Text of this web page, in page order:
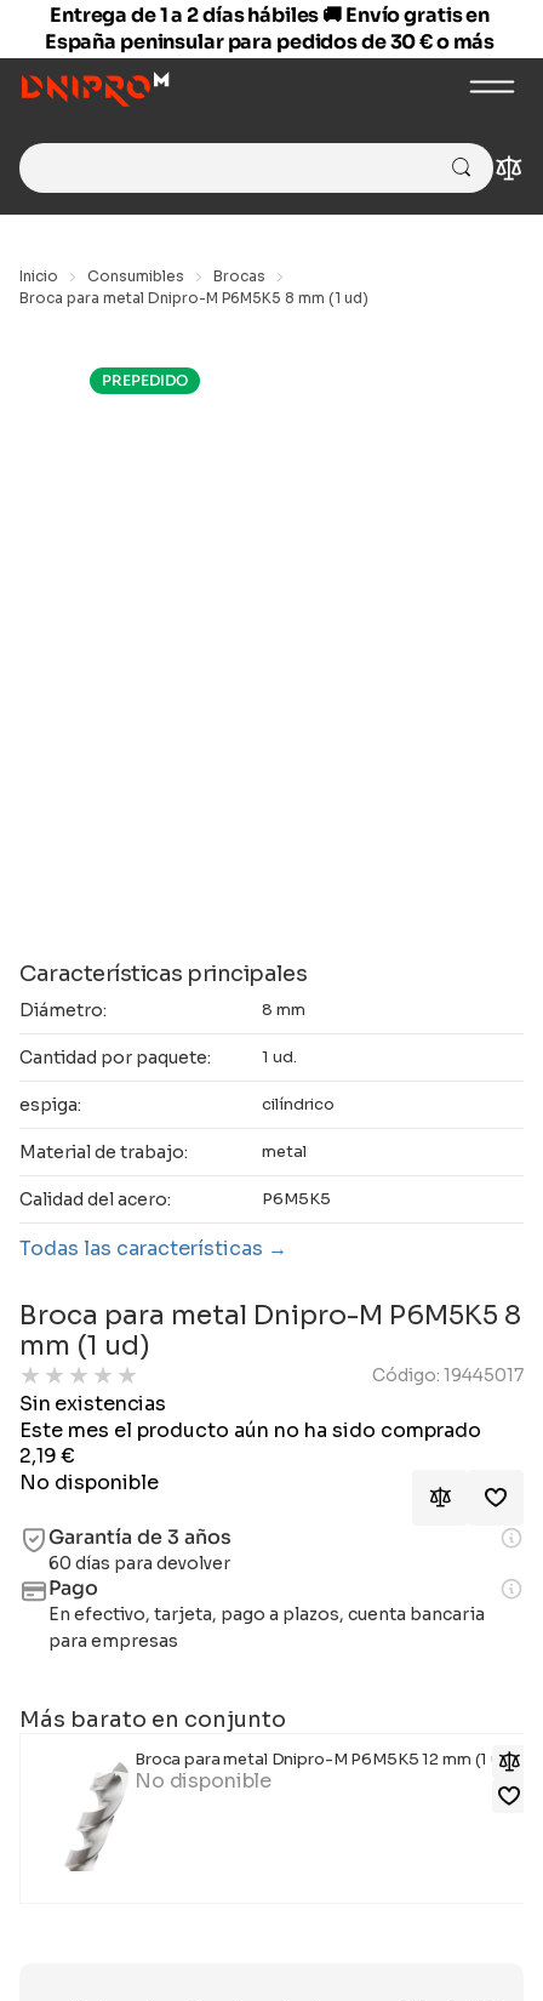
Entrega de 1 a 2 días hábiles 🚚 Envío gratis en
España peninsular para pedidos de 30 € o más
Search
for:
Inicio Consumibles
Brocas
Broca para metal Dnipro-M P6M5K5 8 mm (1 ud)
PREPEDIDO
Características principales
Diámetro: 8 mm
Cantidad por paquete: 1 ud.
espiga: cilíndrico
Material de trabajo: metal
Calidad del acero: P6M5K5
Todas las características
Broca para metal Dnipro-M P6M5K5 8
mm (1 ud)
★ ★ ★ ★ ★ Código: 19445017
Sin existencias
Este mes el producto aún no ha sido comprado
2,19€
No disponible
Garantía de 3 años
60 días para devolver
Pago
En efectivo, tarjeta, pago a plazos, cuenta bancaria
para empresas
Más barato en conjunto
Broca para metal Dnipro-M P6M5K5 12 mm (1 ud)
No disponible